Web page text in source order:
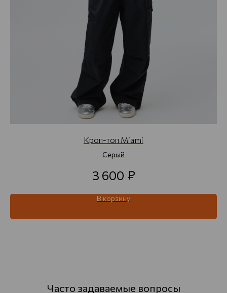
Кроп-топ Miami
Серый
3 600 ₽
В корзину
Часто задаваемые вопросы